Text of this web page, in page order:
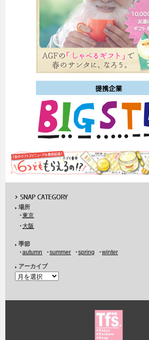
場所
東京
大阪
季節
autumn
summer spring winter
アーカイブ